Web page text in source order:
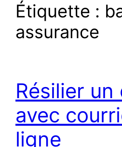
Étiquette :
assurance
Résilier
avec
ligne